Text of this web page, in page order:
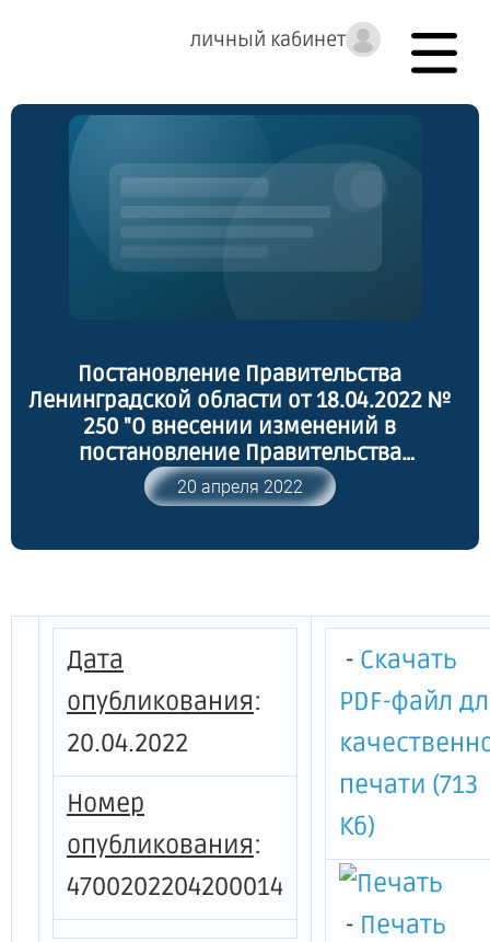
личный кабинет
Постановление Правительства
Ленинградской области от 18.04.2022 №
250 "О внесении изменений в
постановление Правительства
Ленинградской области от 17 мая 2012
года № 163 "О профессиональном
профессиональном образовании по
населения Ленинградской области
отдельных категорий граждан"
20 апреля 2022
Дата
опубликования:
20.04.2022
Номер
опубликования:
4700202204200014
- Скачать
PDF-файл
печати (713
Кб)
- Печать